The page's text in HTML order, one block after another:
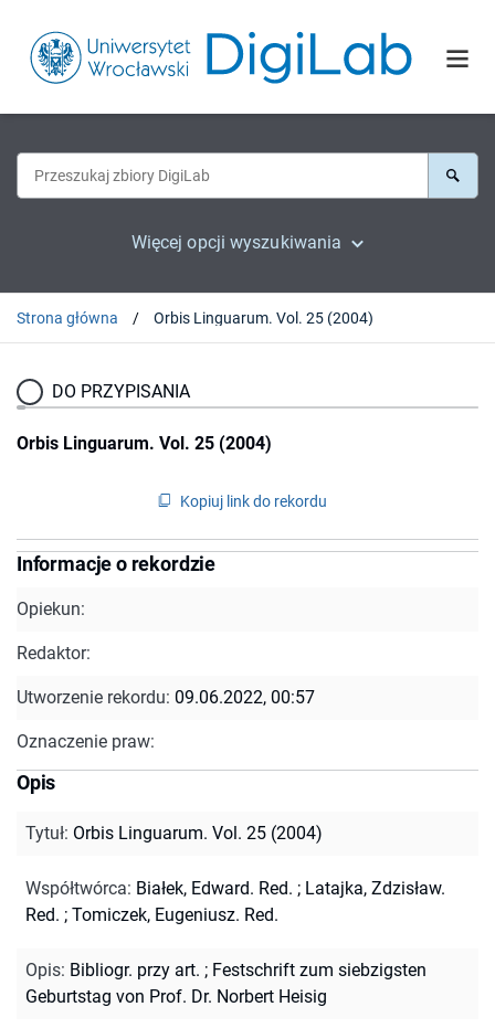
Więcej opcji wyszukiwania
Strona główna Orbis Linguarum. Vol. 25 (2004)
DO PRZYPISANIA
Orbis Linguarum. Vol. 25 (2004)
Kopiuj link do rekordu
Informacje o rekordzie
Opiekun:
Redaktor:
Utworzenie rekordu: 09.06.2022, 00:57
Oznaczenie praw:
Opis
Tytuł: Orbis Linguarum. Vol. 25 (2004)
Współtwórca: Białek, Edward. Red. ; Latajka, Zdzisław.
Red. ; Tomiczek, Eugeniusz. Red.
Opis: Bibliogr. przy art. ; Festschrift zum siebzigsten
Geburtstag von Prof. Dr. Norbert Heisig